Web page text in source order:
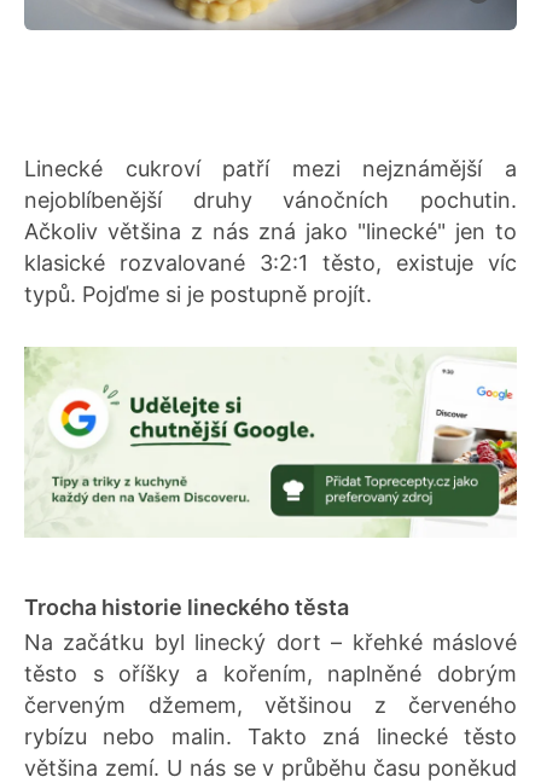
Linecké cukroví patří mezi nejznámější a
nejoblíbenější druhy vánočních pochutin.
Ačkoliv většina z nás zná jako "linecké" jen to
klasické rozvalované 3:2:1 těsto, existuje víc
typů. Pojďme si je postupně projít.
Trocha historie lineckého těsta
Na začátku byl linecký dort – křehké máslové
těsto s oříšky a kořením, naplněné dobrým
červeným džemem, většinou z červeného
rybízu nebo malin. Takto zná linecké těsto
většina zemí. U nás se v průběhu času poněkud